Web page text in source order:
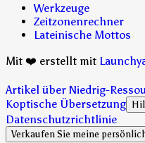
Werkzeuge
Zeitzonenrechner
Lateinische Mottos
Mit ❤️ erstellt mit
Artikel über Niedrig-
Koptische Übersetzung
Datenschutzrichtlinie
Verkaufen Sie meine